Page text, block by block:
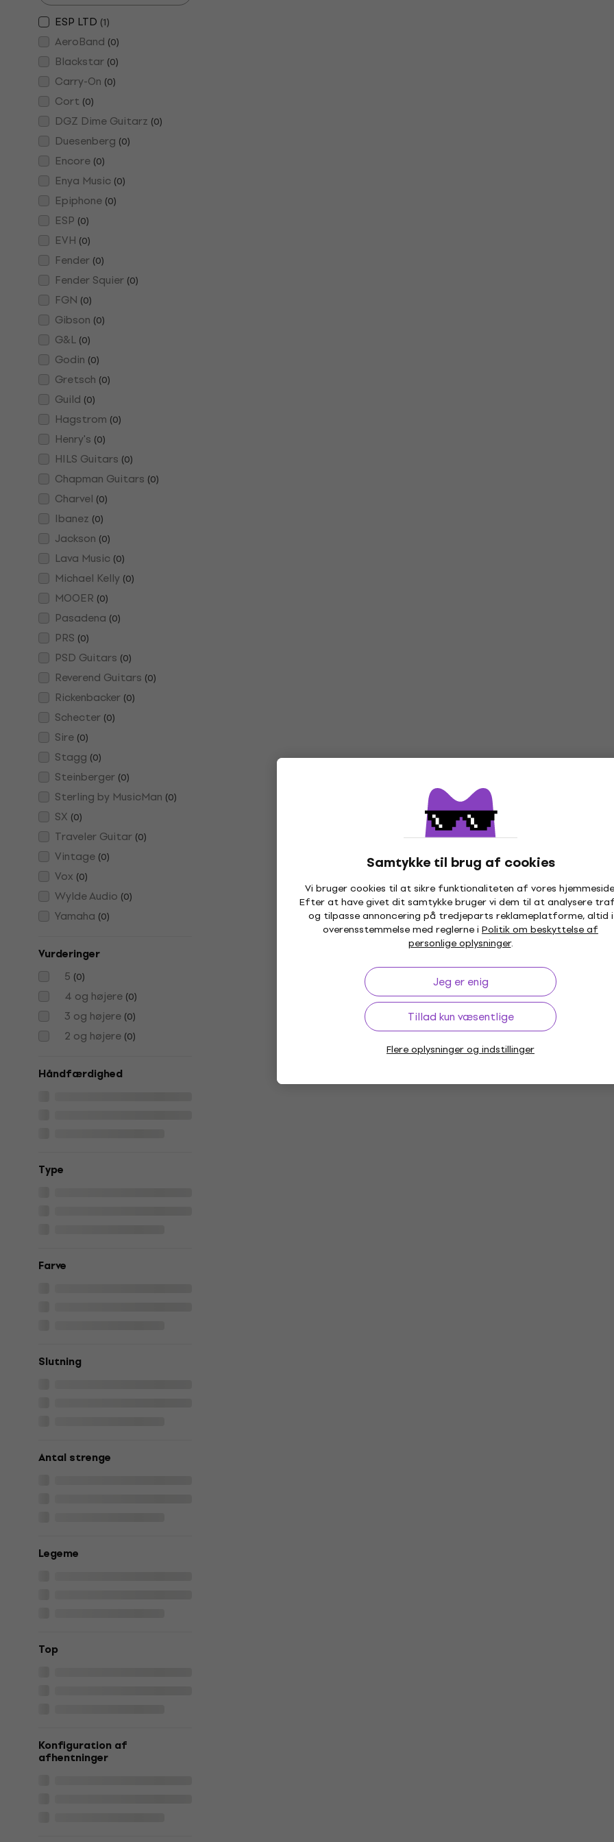
Samtykke til brug af cookies
Vi bruger cookies til at sikre funktionaliteten af vores
Efter at have givet dit samtykke bruger vi dem til at analysere
og tilpasse annoncering på tredjeparts reklameplatforme, altid i
overensstemmelse med reglerne i Politik om beskyttelse af
personlige oplysninger.
Jeg er enig
Tillad kun væsentlige
Flere oplysninger og indstillinger
AeroBand (0)
Blackstar (0)
Carry-On (0)
Cort (0)
DGZ Dime Guitarz (0)
Duesenberg (0)
Encore (0)
Enya Music (0)
Epiphone (0)
ESP (0)
ESP LTD (1)
EVH (0)
Fender (0)
Fender Squier (0)
FGN (0)
Gibson (0)
G&L (0)
Godin (0)
Gretsch (0)
Guild (0)
Hagstrom (0)
Henry's (0)
HILS Guitars (0)
Chapman Guitars (0)
Charvel (0)
Ibanez (0)
Jackson (0)
Lava Music (0)
Michael Kelly (0)
MOOER (0)
Pasadena (0)
PRS (0)
PSD Guitars (0)
Reverend Guitars (0)
Rickenbacker (0)
Schecter (0)
Sire (0)
Stagg (0)
Steinberger (0)
Sterling by MusicMan (0)
SX (0)
Traveler Guitar (0)
Vintage (0)
Vox (0)
Wylde Audio (0)
Yamaha (0)
Vurderinger
5 (0)
4 og højere (0)
3 og højere (0)
2 og højere (0)
Håndfærdighed
Type
Farve
Slutning
Antal strenge
Legeme
Top
Konfiguration af
afhentninger